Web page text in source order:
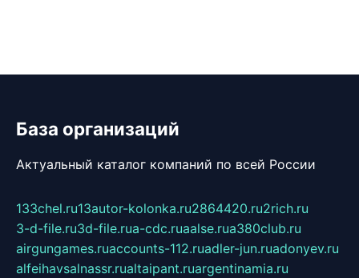
База организаций
Актуальный каталог компаний по всей России
133chel.ru13autor-kolonka.ru2864420.ru2rich.ru
3-d-file.ru3d-file.rua-cdc.ruaalse.rua380club.ru
airgungames.ruaccounts-112.ruadler-jun.ruadonyev.ru
alfeihavsalnassr.rualtaipant.ruargentinamia.ru